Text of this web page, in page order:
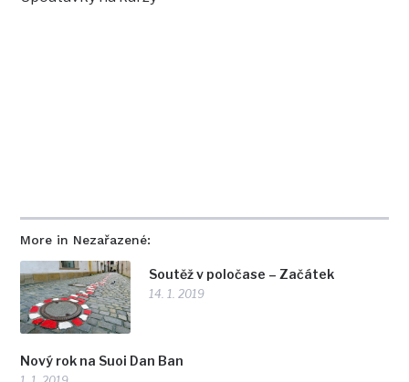
More in Nezařazené:
Soutěž v poločase – Začátek
14. 1. 2019
Nový rok na Suoi Dan Ban